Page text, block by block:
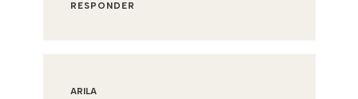
RESPONDER
ARILA